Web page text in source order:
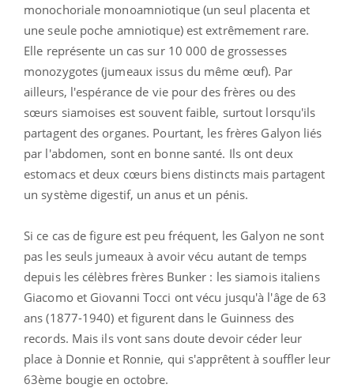
monochoriale monoamniotique (un seul placenta et
une seule poche amniotique) est extrêmement rare.
Elle représente un cas sur 10 000 de grossesses
monozygotes (jumeaux issus du même œuf). Par
ailleurs, l'espérance de vie pour des frères ou des
sœurs siamoises est souvent faible, surtout lorsqu'ils
partagent des organes. Pourtant, les frères Galyon liés
par l'abdomen, sont en bonne santé. Ils ont deux
estomacs et deux cœurs biens distincts mais partagent
un système digestif, un anus et un pénis.
Si ce cas de figure est peu fréquent, les Galyon ne sont
pas les seuls jumeaux à avoir vécu autant de temps
depuis les célèbres frères Bunker : les siamois italiens
Giacomo et Giovanni Tocci ont vécu jusqu'à l'âge de 63
ans (1877-1940) et figurent dans le Guinness des
records. Mais ils vont sans doute devoir céder leur
place à Donnie et Ronnie, qui s'apprêtent à souffler leur
63ème bougie en octobre.